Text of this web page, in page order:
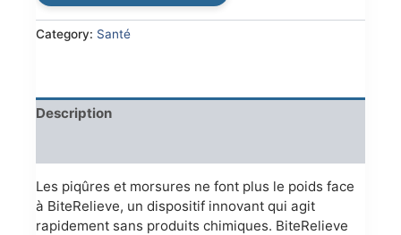
€99.00.€24.00.
Category: Santé
Description
Les piqûres et morsures ne font plus le poids face
à BiteRelieve, un dispositif innovant qui agit
rapidement sans produits chimiques. BiteRelieve